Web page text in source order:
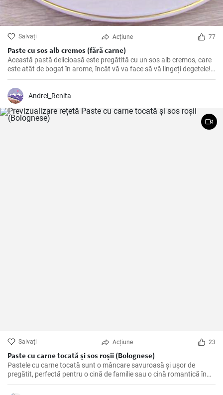
Salvați Acțiune 77
Paste cu sos alb cremos (fără carne)
Această pastă delicioasă este pregătită cu un sos alb cremos, care
este atât de bogat în arome, încât vă va face să vă lingeți degetele!
Perfectă pentru o cină romantică sau o masă în familie.
Andrei_Renita
Salvați Acțiune 23
Paste cu carne tocată și sos roșii (Bolognese)
Pastele cu carne tocată sunt o mâncare savuroasă și ușor de
pregătit, perfectă pentru o cină de familie sau o cină romantică în
doi. O combinație perfectă între carbohidrați, proteine și legume
proaspete, care va satisface cu siguranță pofta de mâncare.